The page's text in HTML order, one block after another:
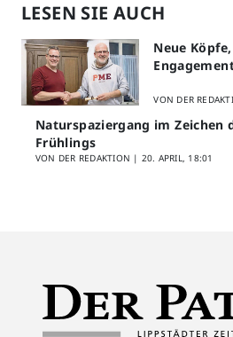
LESEN SIE AUCH
Neue
VON DER
Naturspaziergang im Zeichen
Frühlings
VON DER REDAKTION | 20. APRIL, 18:01